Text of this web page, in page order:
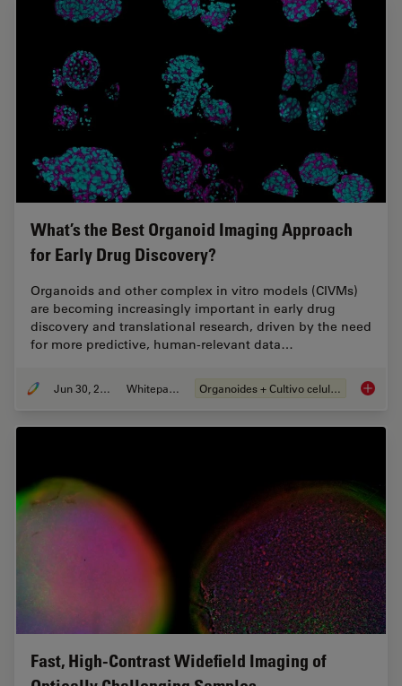
What’s the Best Organoid Imaging Approach
for Early Drug Discovery?
Organoids and other complex in vitro models (CIVMs)
are becoming increasingly important in early drug
discovery and translational research, driven by the need
for more predictive, human-relevant data…
Jun 30, 2026 Whitepaper Organoides + Cultivo celular 3D
Fast, High-Contrast Widefield Imaging of